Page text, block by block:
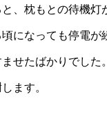
、枕もとの待機灯
になっても停電
せたばかりでし
ます。